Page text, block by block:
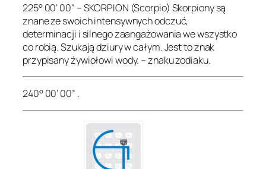
225° 00’ 00” – SKORPION (Scorpio) Skorpiony są
znane ze swoich intensywnych odczuć,
determinacji i silnego zaangażowania we wszystko
co robią. Szukają dziury w całym. Jest to znak
przypisany żywiołowi wody. – znaku zodiaku.
240° 00’ 00” .